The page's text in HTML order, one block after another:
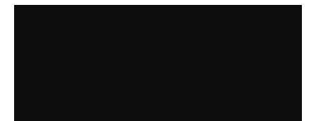
EMISIÓN 11:30 PM